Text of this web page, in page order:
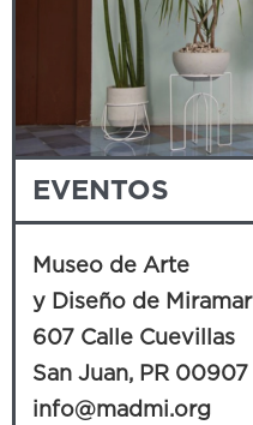
EVENTOS
Museo de Arte
y Diseño de Miramar
607 Calle Cuevillas
San Juan, PR 00907
info@madmi.org